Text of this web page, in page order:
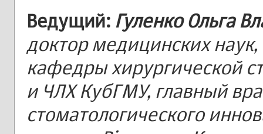
Ведущий: Гуленко Ольга
доктор медицинских
кафедры хирургической
и ЧЛХ КубГМУ, главный
стоматологического